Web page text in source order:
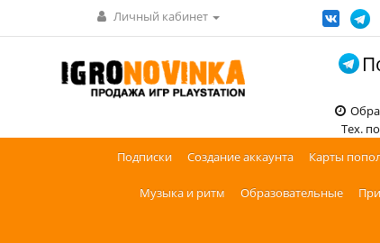
Личный кабинет
Тех.
Подписки Создание аккаунта Карты
Музыка и ритм Образовательные